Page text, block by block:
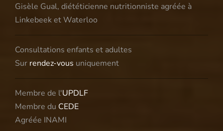
Gisèle Gual, diététicienne nutritionniste agréée à
Linkebeek et Waterloo
Consultations enfants et adultes
Sur rendez-vous uniquement
Membre de l'UPDLF
Membre du CEDE
Agréée INAMI